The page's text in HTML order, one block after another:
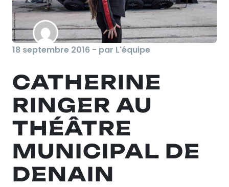
18 septembre 2016 - par L'équipe
CATHERINE
RINGER AU
THÉÂTRE
MUNICIPAL DE
DENAIN